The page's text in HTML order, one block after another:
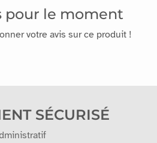
pour le moment
votre avis sur ce produit !
SÉCURISÉ